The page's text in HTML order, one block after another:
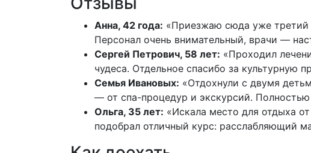
Анна, 42 года: «Приезжаю сюда уже третий
Персонал очень внимательный, врачи —
Сергей Петрович, 58 лет: «Проходил
чудеса. Отдельное спасибо за культурную
Семья Ивановых: «Отдохнули с двумя
— от спа-процедур и экскурсий.
Ольга, 35 лет: «Искала место для отдыха
подобрал отличный курс: расслабляющий